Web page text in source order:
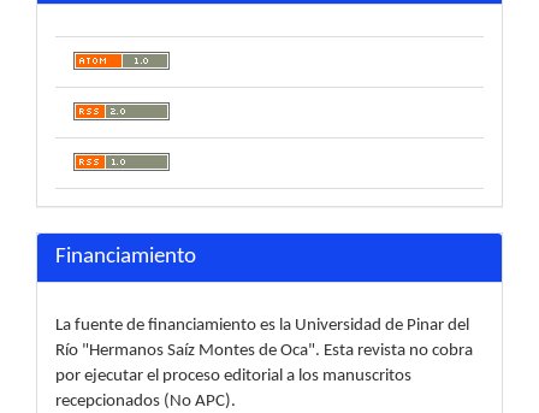
Financiamiento
La fuente de financiamiento es la Universidad de Pinar del
Río "Hermanos Saíz Montes de Oca". Esta revista no cobra
por ejecutar el proceso editorial a los manuscritos
recepcionados (No APC).